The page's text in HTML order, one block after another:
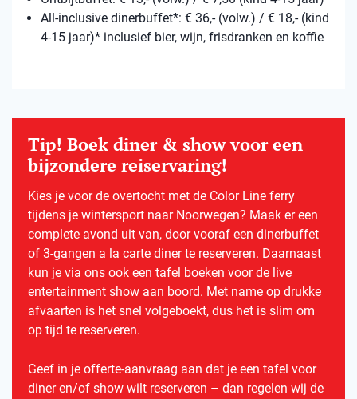
All-inclusive dinerbuffet*: € 36,- (volw.) / € 18,- (kind
4-15 jaar)* inclusief bier, wijn, frisdranken en koffie
Tip! Boek diner & show voor een
bijzondere reiservaring!
Kies je voor de overtocht met de Color Line ferry
tijdens je wintersport naar Noorwegen? Maak er een
complete avond uit van, door vooraf een dinerbuffet
of 3-gangen a la carte diner te reserveren. Daarnaast
kun je via ons ook een tafel boeken voor de live
entertainment show aan boord. Met name op drukke
afvaarten is het snel volgeboekt, dus het is slim om
op tijd te reserveren.
Geef in je offerte-aanvraag aan dat je een tafel voor
diner en/of show wilt reserveren – dan regelen wij de